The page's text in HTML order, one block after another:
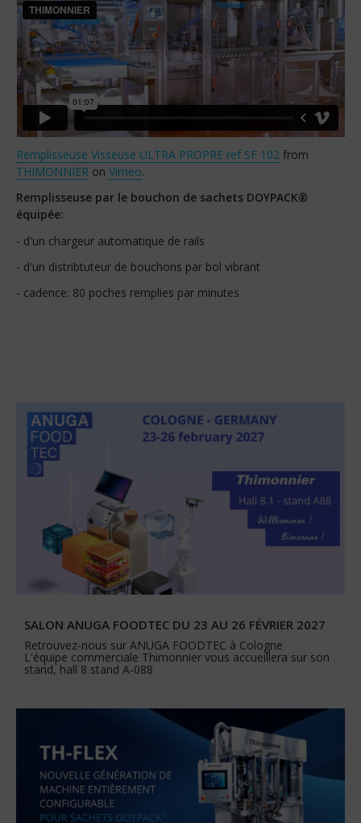
Remplisseuse Visseuse ULTRA PROPRE ref SF 102 from
THIMONNIER on Vimeo.
Remplisseuse par le bouchon de sachets DOYPACK®
équipée:
- d'un chargeur automatique de rails
- d'un distribtuteur de bouchons par bol vibrant
- cadence: 80 poches remplies par minutes
SALON ANUGA FOODTEC DU 23 AU 26 FÉVRIER 2027
Retrouvez-nous sur ANUGA FOODTEC à Cologne
L'équipe commerciale Thimonnier vous accueillera sur son
stand, hall 8 stand A-088